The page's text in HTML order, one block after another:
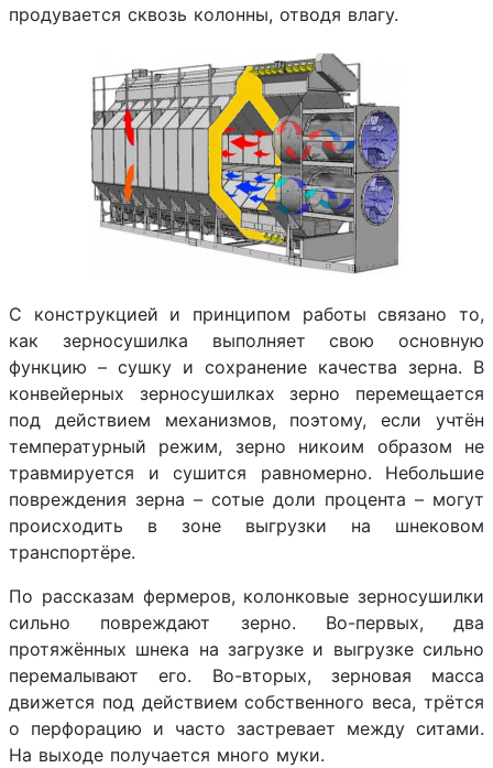
продувается сквозь колонны, отводя влагу.
С конструкцией и принципом работы связано то,
как зерносушилка выполняет свою основную
функцию – сушку и сохранение качества зерна. В
конвейерных зерносушилках зерно перемещается
под действием механизмов, поэтому, если учтён
температурный режим, зерно никоим образом не
травмируется и сушится равномерно. Небольшие
повреждения зерна – сотые доли процента – могут
происходить в зоне выгрузки на шнековом
транспортёре.
По рассказам фермеров, колонковые зерносушилки
сильно повреждают зерно. Во-первых, два
протяжённых шнека на загрузке и выгрузке сильно
перемалывают его. Во-вторых, зерновая масса
движется под действием собственного веса, трётся
о перфорацию и часто застревает между ситами.
На выходе получается много муки.